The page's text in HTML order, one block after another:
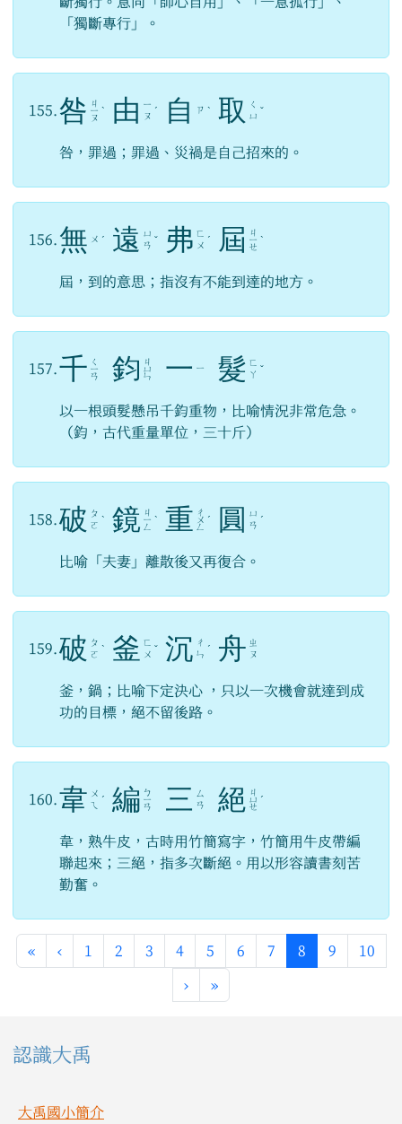
「獨斷專行」。
155. 咎 ㄐ
ㄧ
ㄡ
ˋ 由 ㄧ
ㄡ ˊ 自 ㄗ ˋ 取
ㄑ
ㄩ ˇ
咎，罪過；罪過、災禍是自己招來的。
156. 無 ㄨ ˊ 遠 ㄩ
ㄢ ˇ 弗 ㄈ
ㄨ ˊ 屆 ㄐ
ㄧ
ㄝ
ˋ
屆，到的意思；指沒有不能到達的地方。
157. 千 ㄑ
ㄧ
ㄢ 鈞 ㄐ
ㄩ
ㄣ 一 ㄧ 髮 ㄈ
ㄚ ˇ
以一根頭髮懸吊千鈞重物，比喻情況非常危急。
（鈞，古代重量單位，三十斤）
158. 破 ㄆ
ㄛ ˋ 鏡 ㄐ
ㄧ
ㄥ
ˋ 重 ㄔ
ㄨ
ㄥ
ˊ 圓
ㄩ
ㄢ ˊ
比喻「夫妻」離散後又再復合。
159. 破 ㄆ
ㄛ ˋ 釜 ㄈ
ㄨ ˇ 沉 ㄔ
ㄣ ˊ 舟 ㄓ
ㄡ
釜，鍋；比喻下定決心 ，只以一次機會就達到成
功的目標，絕不留後路。
160. 韋 ㄨ
ㄟ
ˊ 編 ㄅ
ㄧ
ㄢ 三 ㄙ
ㄢ
絕 ㄐ
ㄩ
ㄝ
ˊ
韋，熟牛皮，古時用竹簡寫字，竹簡用牛皮帶編
聯起來；三絕，指多次斷絕。用以形容讀書刻苦
勤奮。
«第一頁
‹上一頁
1 2 3 4 5 6 7 8(目前頁次)
9 10
›下一頁
»最後頁
左邊區域內容
認識大禹
大禹國小簡介